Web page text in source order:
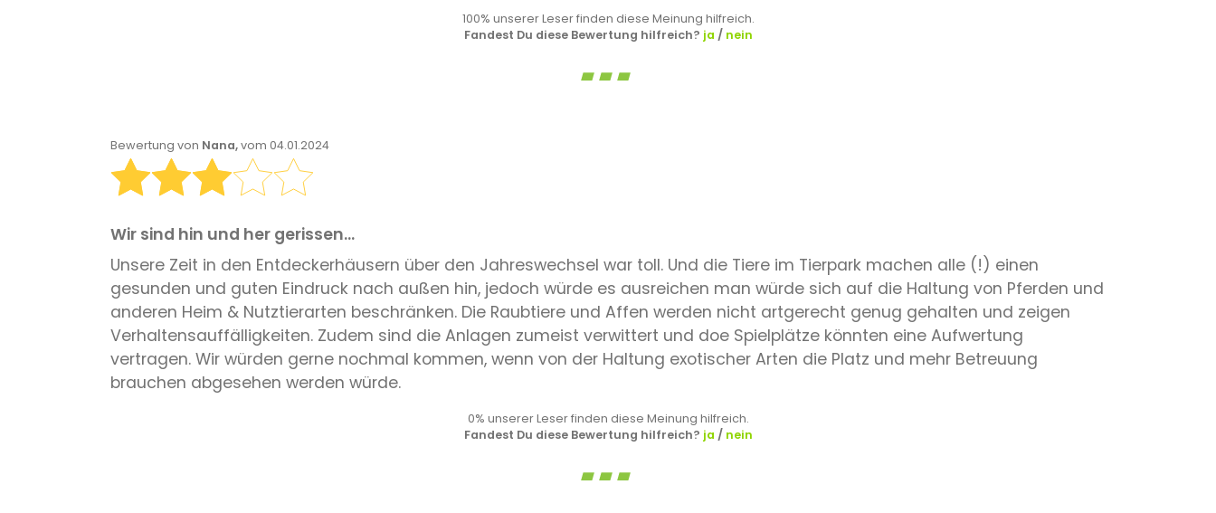
100% unserer Leser finden diese Meinung hilfreich.
Fandest Du diese Bewertung hilfreich? ja / nein
Bewertung von Nana,vom 04.01.2024
Wir sind hin und her gerissen...
Unsere Zeit in den Entdeckerhäusern über den Jahreswechsel war toll. Und die Tiere im Tierpark machen alle (!) einen
gesunden und guten Eindruck nach außen hin, jedoch würde es ausreichen man würde sich auf die Haltung von Pferden und
anderen Heim & Nutztierarten beschränken. Die Raubtiere und Affen werden nicht artgerecht genug gehalten und zeigen
Verhaltensauffälligkeiten. Zudem sind die Anlagen zumeist verwittert und doe Spielplätze könnten eine Aufwertung
vertragen. Wir würden gerne nochmal kommen, wenn von der Haltung exotischer Arten die Platz und mehr Betreuung
brauchen abgesehen werden würde.
0% unserer Leser finden diese Meinung hilfreich.
Fandest Du diese Bewertung hilfreich? ja / nein